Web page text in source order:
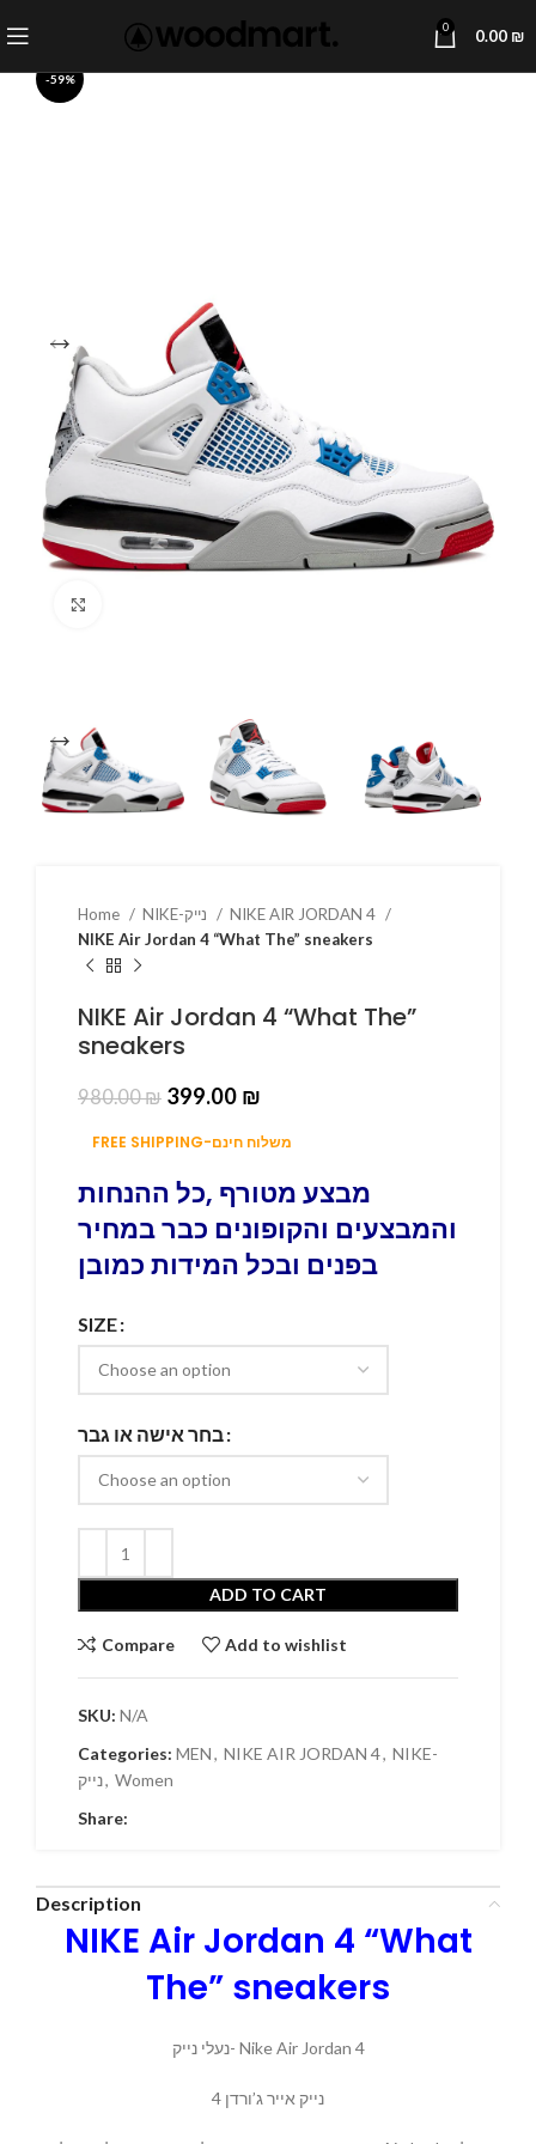
0 0.00 ₪
-59%
Home
NIKE AIR JORDAN 4
NIKE Air Jordan 4 “What The” sneakers
NIKE Air Jordan 4 “What The”
sneakers
980.00₪ 399.00 ₪
FREE SHIPPING-משלוח חינם
מבצע מטורף ,כל ההנחות
והמבצעים והקופונים כבר במחיר
בפנים ובכל המידות כמובן
SIZE
בחר אישה או גבר
ADD TO CART
Compare Add to wishlist
SKU: N/A
Categories: MEN, NIKE AIR JORDAN 4, NIKE-
נייק, Women
Share:
Description
NIKE Air Jordan 4 “What
The” sneakers
נעלי נייק- Nike Air Jordan 4
נייק אייר ג’ורדן 4